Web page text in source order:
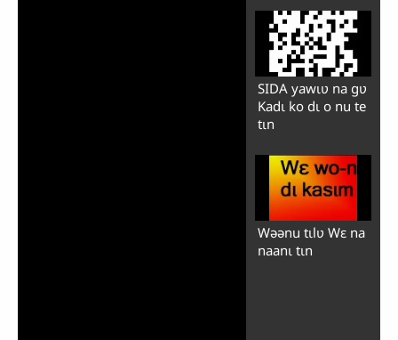
SIDA yawɩʋ na gʋ
Kadɩ ko dɩ o nu te
tɩn
Wəənu tɩlʋ Wɛ na
naanɩ tɩn